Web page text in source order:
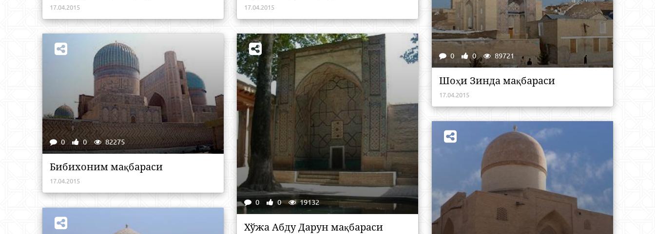
17.04.2015 17.04.2015
0 0 89721
Шоҳи Зинда мақбараси
17.04.2015
0 0 82275
Бибихоним мақбараси
17.04.2015
0 0 19132
Хўжа Абду Дарун мақбараси